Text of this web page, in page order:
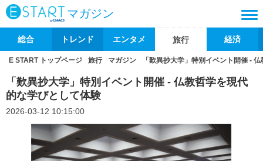
マガジン
総合 トレンド エンタメ 旅行 経済
E START トップページ 旅行 マガジン 「歎異抄大学」特別イベント開催 -
「歎異抄大学」特別イベント開催 - 仏教哲学を現代
的な学びとして体験
2026-03-12 10:15:00